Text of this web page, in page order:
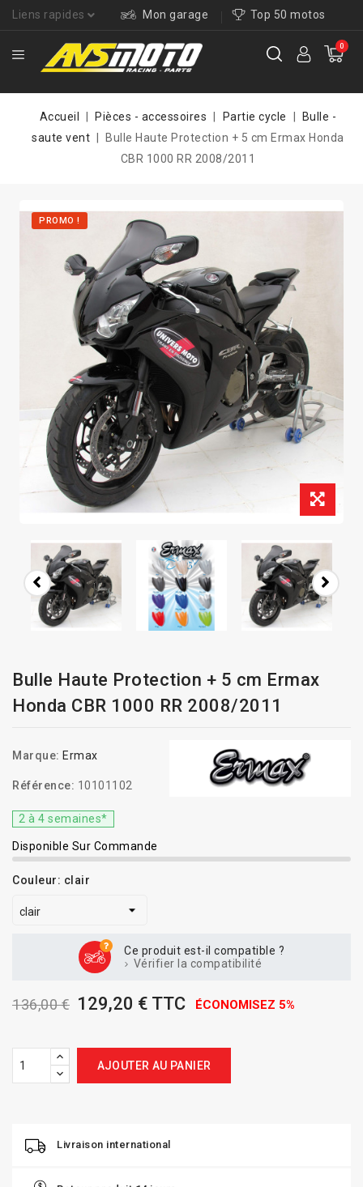
Liens rapides Mon garage Top 50 motos
0
Accueil Pièces - accessoires Partie cycle
Bulle -
saute vent
Bulle Haute Protection + 5 cm Ermax Honda
CBR 1000 RR 2008/2011
PROMO !
Bulle Haute Protection + 5 cm Ermax
Honda CBR 1000 RR 2008/2011
Marque: Ermax
Référence: 10101102
2 à 4 semaines*
Disponible Sur Commande
Couleur: clair
Ce produit est-il compatible ?
Vérifier la compatibilité
136,00 € 129,20 € TTC ÉCONOMISEZ 5%
AJOUTER AU PANIER
Livraison international